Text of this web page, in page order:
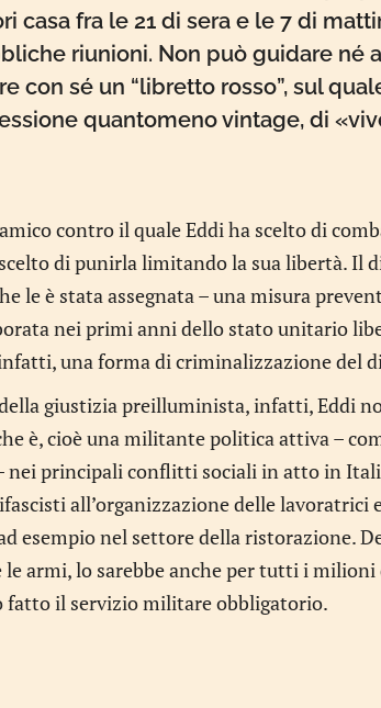
casa fra le 21 di sera e le 7 di
riunioni. Non può guidare né
con sé un “libretto rosso”, sul
quantomeno vintage, di
contro il quale Eddi ha scelto di
di punirla limitando la sua libertà. Il
le è stata assegnata – una misura
nei primi anni dello stato unitario
una forma di criminalizzazione del
giustizia preilluminista, infatti, Eddi
è, cioè una militante politica attiva –
nei principali conflitti sociali in atto in
all’organizzazione delle lavoratrici
esempio nel settore della ristorazione.
le armi, lo sarebbe anche per tutti i
fatto il servizio militare obbligatorio.